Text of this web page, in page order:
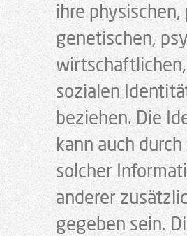
ihre
genetischen,
sozialen
beziehen. Die
kann auch
solcher
anderer
gegeben sein.